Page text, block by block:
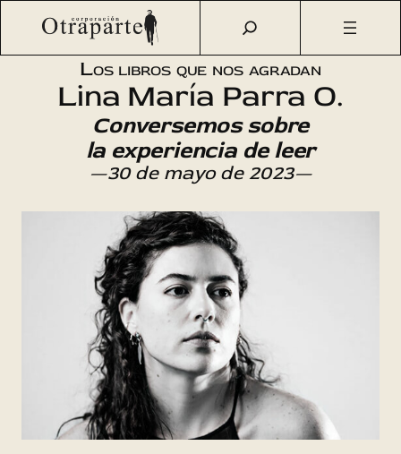
Saltar
Otraparte.org /Agenda Cultural Literatura
Los libros
Los libros que nos agradan
Lina María Parra O.
Conversemos sobre
la experiencia de leer
—30 de mayo de 2023—